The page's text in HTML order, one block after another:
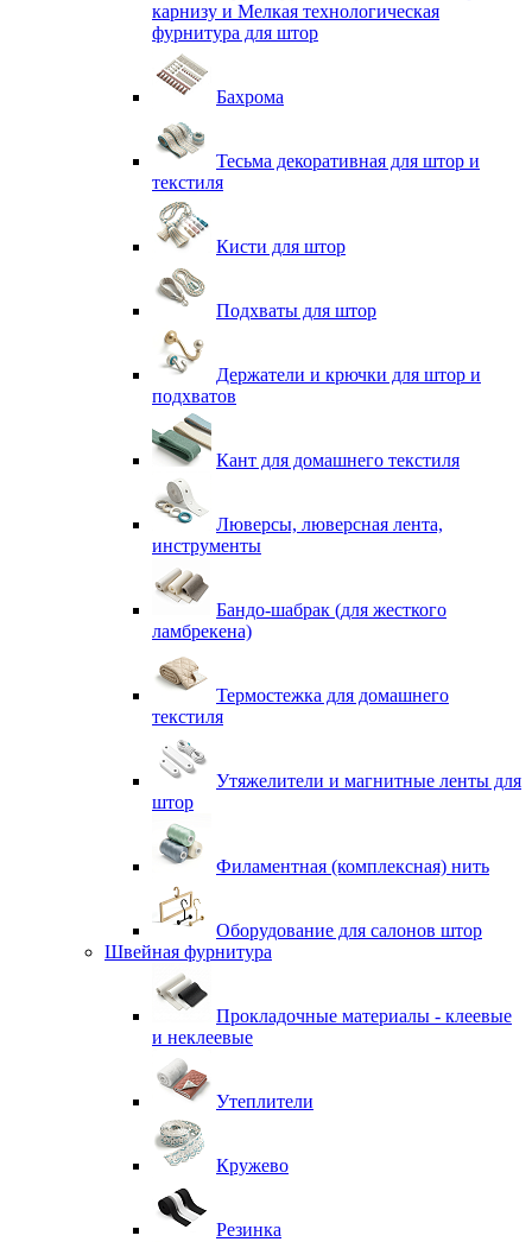
карнизу и Мелкая технологическая
фурнитура для штор
Бахрома
Тесьма декоративная для штор и
текстиля
Кисти для штор
Подхваты для штор
Держатели и крючки для штор и
подхватов
Кант для домашнего текстиля
Люверсы, люверсная лента,
инструменты
Бандо-шабрак (для жесткого
ламбрекена)
Термостежка для домашнего
текстиля
Утяжелители и магнитные ленты для
штор
Филаментная (комплексная) нить
Оборудование для салонов штор
Швейная фурнитура
Прокладочные материалы - клеевые
и неклеевые
Утеплители
Кружево
Резинка